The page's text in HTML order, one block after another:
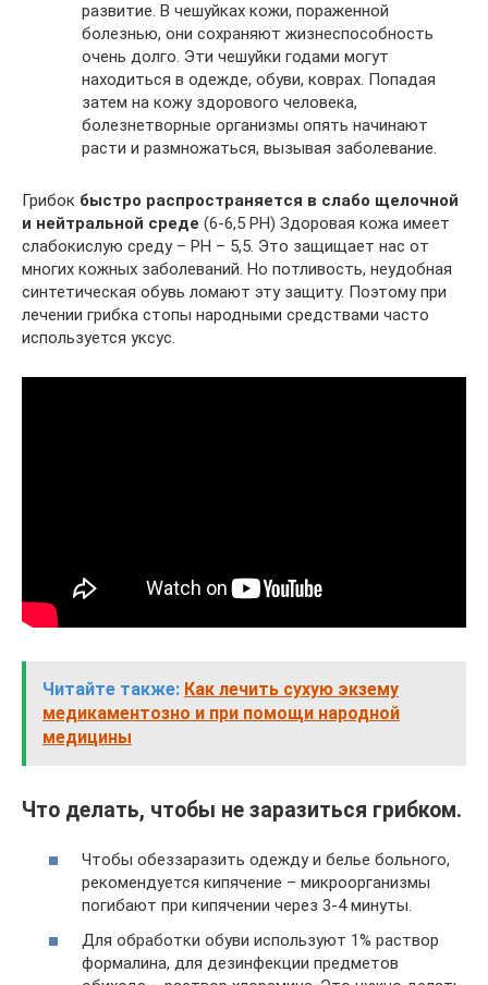
развитие. В чешуйках кожи, пораженной
болезнью, они сохраняют жизнеспособность
очень долго. Эти чешуйки годами могут
находиться в одежде, обуви, коврах. Попадая
затем на кожу здорового человека,
болезнетворные организмы опять начинают
расти и размножаться, вызывая заболевание.
Грибок быстро распространяется в слабо щелочной
и нейтральной среде (6-6,5 РН) Здоровая кожа имеет
слабокислую среду – РН – 5,5. Это защищает нас от
многих кожных заболеваний. Но потливость, неудобная
синтетическая обувь ломают эту защиту. Поэтому при
лечении грибка стопы народными средствами часто
используется уксус.
Читайте также: Как лечить сухую экзему
медикаментозно и при помощи народной
медицины
Что делать, чтобы не заразиться грибком.
Чтобы обеззаразить одежду и белье больного,
рекомендуется кипячение – микроорганизмы
погибают при кипячении через 3-4 минуты.
Для обработки обуви используют 1% раствор
формалина, для дезинфекции предметов